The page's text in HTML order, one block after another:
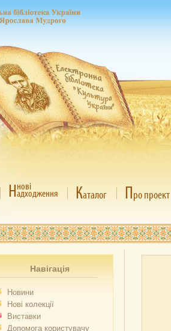
Ннові
адходження Каталог Про проект
Навігація
Новини
Нові колекції
Виставки
Допомога користувачу